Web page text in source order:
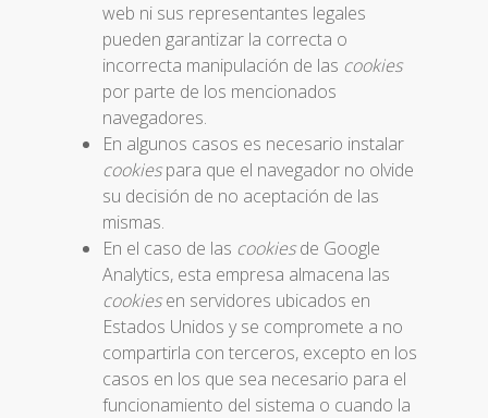
web ni sus representantes legales
pueden garantizar la correcta o
incorrecta manipulación de las cookies
por parte de los mencionados
navegadores.
En algunos casos es necesario instalar
cookiespara que el navegador no olvide
su decisión de no aceptación de las
mismas.
En el caso de las cookiesde Google
Analytics, esta empresa almacena las
cookiesen servidores ubicados en
Estados Unidos y se compromete a no
compartirla con terceros, excepto en los
casos en los que sea necesario para el
funcionamiento del sistema o cuando la